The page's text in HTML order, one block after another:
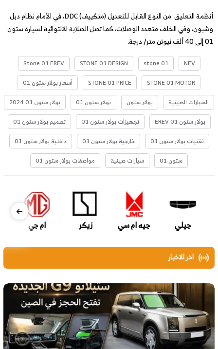
أنظمة التعليق من النوع القابل للتعديل (متكييف) DDC، في الأمام نظام دبل
وشبون، وفي الخلف متعدد الوصلات، كما تصل الصلابة الالتوائية لسيارة ستون
01 إلى 40 ألف نيوتن متر/ درجة.
NEV
stone 01
STONE 01 DESIGN
Stone 01 EREV
STONE 01 MOTOR
STONE 01 PRICE
أسعار بولار ستون 01
السيارات الصينية
بولار ستون بولار ستون 01
بولار ستون 01 2024
بولار ستون 01 EREV
تجهيزات بولار ستون 01
تصميم بولار ستون 01
تقنيات بولار ستون 01
خارجية بولار ستون 01
داخلية بولار ستون 01
ستون 01
سيارات صينية مواصفات بولار ستون 01
جيلي جيه ام سي زيكر ام جي
اخر الاخبار